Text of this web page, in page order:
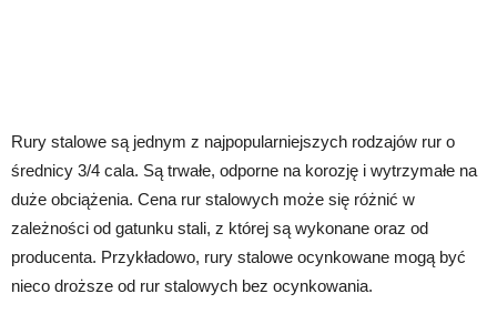
Rury stalowe są jednym z najpopularniejszych rodzajów rur o
średnicy 3/4 cala. Są trwałe, odporne na korozję i wytrzymałe na
duże obciążenia. Cena rur stalowych może się różnić w
zależności od gatunku stali, z której są wykonane oraz od
producenta. Przykładowo, rury stalowe ocynkowane mogą być
nieco droższe od rur stalowych bez ocynkowania.